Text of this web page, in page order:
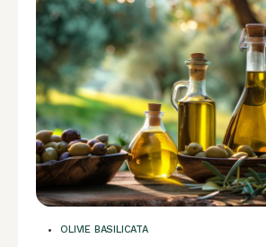
OLIVIE BASILICATA